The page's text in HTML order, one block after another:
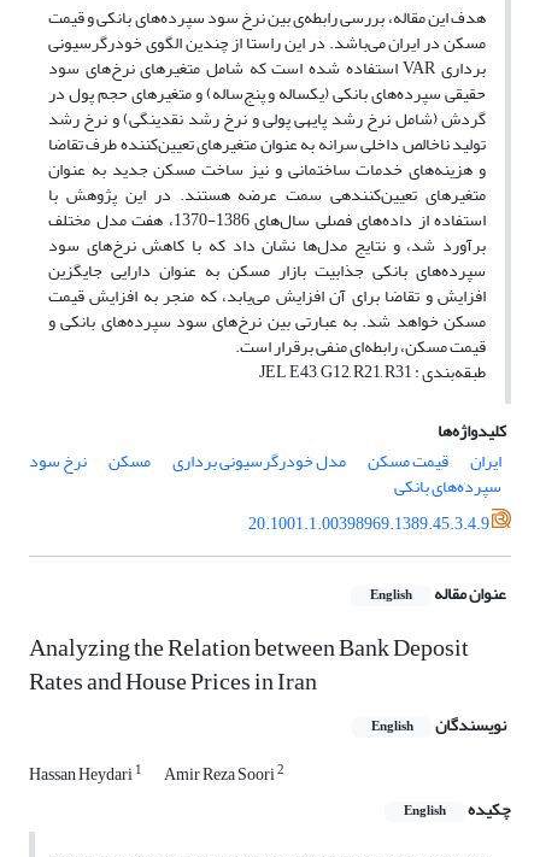
هدف این مقاله، بررسی رابطه‌ی بین نرخ سود سپرده‌های بانکی و قیمت
مسکن در ایران می‌باشد. در این راستا از چندین الگوی خودرگرسیونی
برداری VAR استفاده شده است که شامل متغیرهای نرخ‌های سود
حقیقی سپرده‌های بانکی (یک‎ساله و پنج‌ساله) و متغیرهای حجم پول در
گردش (شامل نرخ رشد پایه‎ی پولی و نرخ رشد نقدینگی) و نرخ رشد
تولید ناخالص داخلی سرانه به عنوان متغیرهای تعیین‌کننده طرف تقاضا
و هزینه‌های خدمات ساختمانی و نیز ساخت مسکن جدید به عنوان
متغیرهای تعیین‌کننده‎ی سمت عرضه هستند. در این پژوهش با
استفاده از داده‌های فصلی سال‌های 1386-1370، هفت مدل مختلف
برآورد شد، و نتایج مدل‌ها نشان داد که با کاهش نرخ‌های سود
سپرده‌های بانکی جذابیت بازار مسکن به عنوان دارایی جایگزین
افزایش و تقاضا برای آن افزایش می‌یابد، که منجر به افزایش قیمت‌
مسکن خواهد شد. به عبارتی بین نرخ‌های سود سپرده‌های بانکی و
قیمت مسکن، رابطه‌ای منفی برقرار است.
طبقه‌بندی : JEL E43, G12, R21, R31
کلیدواژه‌ها
ایران
قیمت مسکن مدل خودرگرسیونی برداری مسکن نرخ سود
سپرده‌های بانکی
20.1001.1.00398969.1389.45.3.4.9
عنوان مقاله English
Analyzing the Relation between Bank Deposit
Rates and House Prices in Iran
نویسندگان English
Hassan Heydari1 Amir Reza Soori2
چکیده English